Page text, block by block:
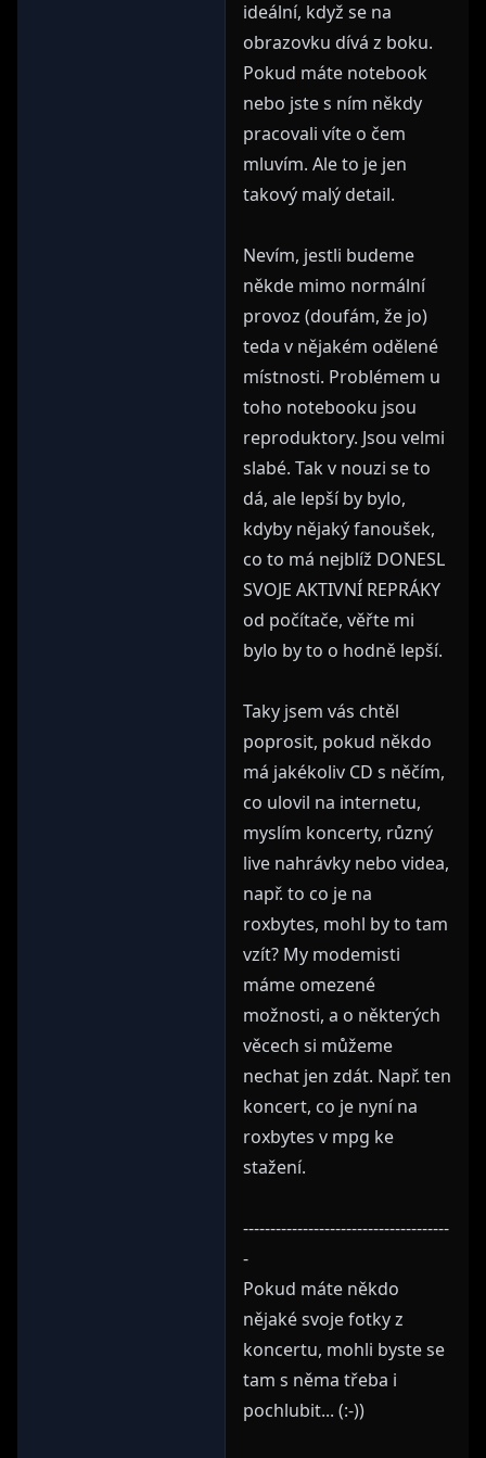
ideální, když se na
obrazovku dívá z boku.
Pokud máte notebook
nebo jste s ním někdy
pracovali víte o čem
mluvím. Ale to je jen
takový malý detail.
Nevím, jestli budeme
někde mimo normální
provoz (doufám, že jo)
teda v nějakém odělené
místnosti. Problémem u
toho notebooku jsou
reproduktory. Jsou velmi
slabé. Tak v nouzi se to
dá, ale lepší by bylo,
kdyby nějaký fanoušek,
co to má nejblíž DONESL
SVOJE AKTIVNÍ REPRÁKY
od počítače, věřte mi
bylo by to o hodně lepší.
Taky jsem vás chtěl
poprosit, pokud někdo
má jakékoliv CD s něčím,
co ulovil na internetu,
myslím koncerty, různý
live nahrávky nebo videa,
např. to co je na
roxbytes, mohl by to tam
vzít? My modemisti
máme omezené
možnosti, a o některých
věcech si můžeme
nechat jen zdát. Např. ten
koncert, co je nyní na
roxbytes v mpg ke
stažení.
--------------------------------------
-
Pokud máte někdo
nějaké svoje fotky z
koncertu, mohli byste se
tam s něma třeba i
pochlubit... (:-))